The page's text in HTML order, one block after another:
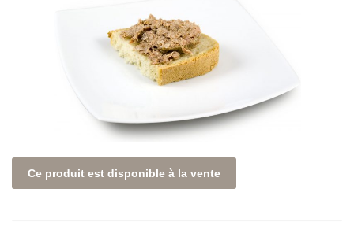
Ce produit est disponible à la vente